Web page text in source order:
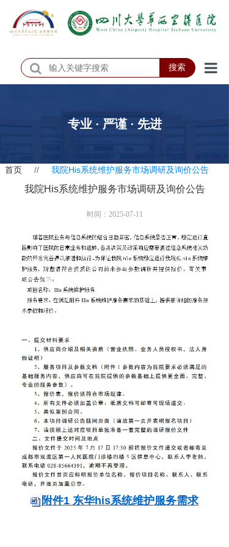
搜索
患者服务
科研教学
党建工作
院务公开
健康须知
人才引进
专题专栏
VR全景导览
专业 · 严谨 · 先进
我院His系统维护服务市场调研及询价公告
时间：2025-07-11
附件1 东华his系统维护服务需求
首页 // 我院His系统维护服务市场调研及询价公告